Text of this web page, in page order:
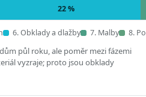
22 %
6. Obklady a dlažby 7. Malby 8.
půl roku, ale poměr mezi fázemi
vyzraje; proto jsou obklady